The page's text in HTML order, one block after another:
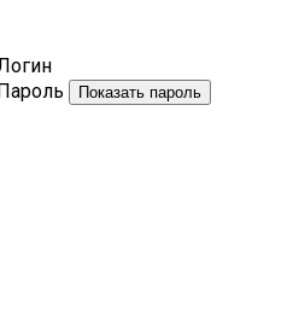
Пароль
Показать пароль